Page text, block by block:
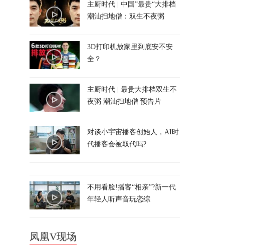
主厨时代 | 中国”最贵“大排档
潮汕扫地僧：双生不夜粥
3D打印机放家里到底安不安
全？
主厨时代 | 最贵大排档双生不
夜粥 潮汕扫地僧 预告片
对谈小宇宙播客创始人，AI时
代播客会被取代吗?
不用看脸!播客“相亲”?新一代
年轻人听声音玩恋综
凤凰V现场